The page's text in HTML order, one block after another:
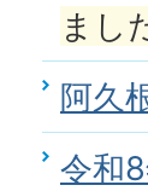
まし
阿久
令和